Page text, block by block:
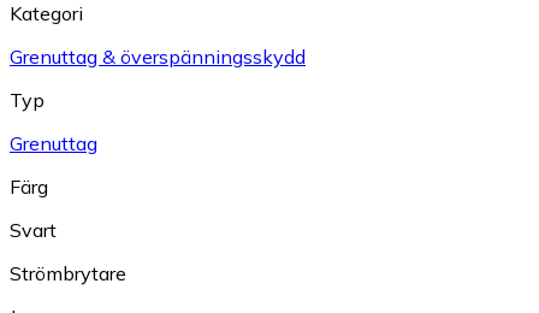
Kategori
Grenuttag & överspänningsskydd
Typ
Grenuttag
Färg
Svart
Strömbrytare